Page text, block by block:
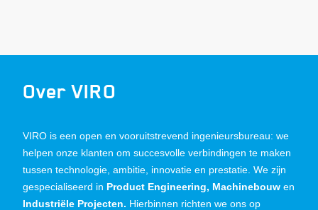
Over VIRO
VIRO is een open en vooruitstrevend ingenieursbureau: we
helpen onze klanten om succesvolle verbindingen te maken
tussen technologie, ambitie, innovatie en prestatie. We zijn
gespecialiseerd in Product Engineering, Machinebouw en
Industriële Projecten. Hierbinnen richten we ons op